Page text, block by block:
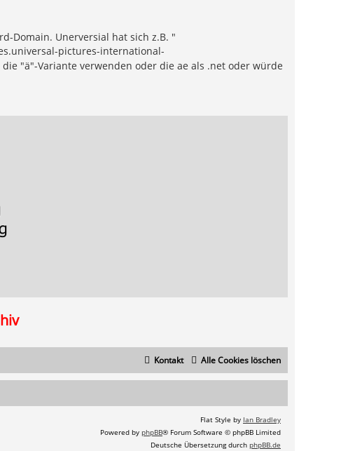
Domain. Unerversial hat sich z.B. "
pictures-international-
"ä"-Variante verwenden oder die ae als .net oder würde
Alle Cookies löschen
Kontakt
Flat Style by Ian Bradley
Powered by phpBB® Forum Software © phpBB Limited
Deutsche Übersetzung durch phpBB.de